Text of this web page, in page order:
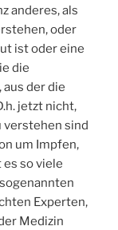
anderes, als
oder
ist oder eine
die
der die
jetzt nicht,
verstehen sind
um Impfen,
so viele
Experten,
Medizin